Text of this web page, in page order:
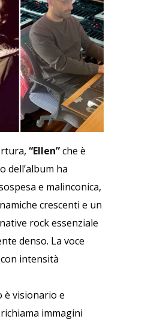
“Ellen”che è
dell’album ha
e malinconica,
crescenti e un
rock essenziale
denso. La voce
intensità
è visionario e
immagini